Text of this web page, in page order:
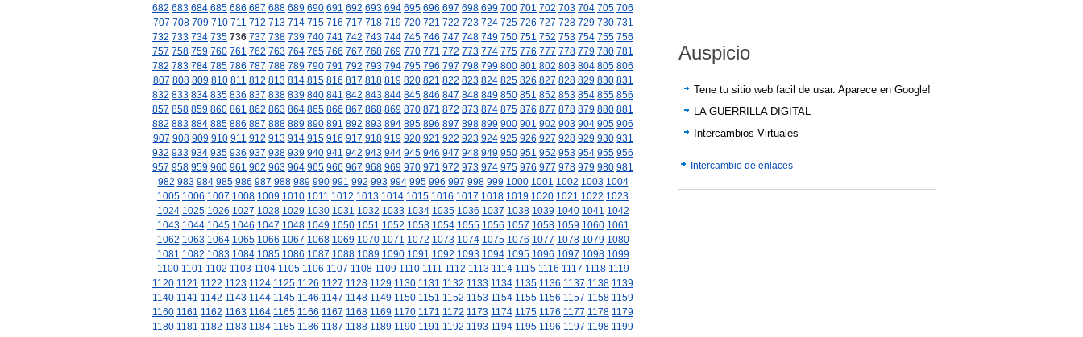
682 683 684 685 686 687 688 689 690 691 692 693 694 695 696 697 698 699 700 701 702 703 704 705 706
707 708 709 710 711 712 713 714 715 716 717 718 719 720 721 722 723 724 725 726 727 728 729 730 731
732 733 734 735 736 737 738 739 740 741 742 743 744 745 746 747 748 749 750 751 752 753 754 755 756
757 758 759 760 761 762 763 764 765 766 767 768 769 770 771 772 773 774 775 776 777 778 779 780 781
782 783 784 785 786 787 788 789 790 791 792 793 794 795 796 797 798 799 800 801 802 803 804 805 806
807 808 809 810 811 812 813 814 815 816 817 818 819 820 821 822 823 824 825 826 827 828 829 830 831
832 833 834 835 836 837 838 839 840 841 842 843 844 845 846 847 848 849 850 851 852 853 854 855 856
857 858 859 860 861 862 863 864 865 866 867 868 869 870 871 872 873 874 875 876 877 878 879 880 881
882 883 884 885 886 887 888 889 890 891 892 893 894 895 896 897 898 899 900 901 902 903 904 905 906
907 908 909 910 911 912 913 914 915 916 917 918 919 920 921 922 923 924 925 926 927 928 929 930 931
932 933 934 935 936 937 938 939 940 941 942 943 944 945 946 947 948 949 950 951 952 953 954 955 956
957 958 959 960 961 962 963 964 965 966 967 968 969 970 971 972 973 974 975 976 977 978 979 980 981
982 983 984 985 986 987 988 989 990 991 992 993 994 995 996 997 998 999 1000 1001 1002 1003 1004
1005 1006 1007 1008 1009 1010 1011 1012 1013 1014 1015 1016 1017 1018 1019 1020 1021 1022 1023
1024 1025 1026 1027 1028 1029 1030 1031 1032 1033 1034 1035 1036 1037 1038 1039 1040 1041 1042
1043 1044 1045 1046 1047 1048 1049 1050 1051 1052 1053 1054 1055 1056 1057 1058 1059 1060 1061
1062 1063 1064 1065 1066 1067 1068 1069 1070 1071 1072 1073 1074 1075 1076 1077 1078 1079 1080
1081 1082 1083 1084 1085 1086 1087 1088 1089 1090 1091 1092 1093 1094 1095 1096 1097 1098 1099
1100 1101 1102 1103 1104 1105 1106 1107 1108 1109 1110 1111 1112 1113 1114 1115 1116 1117 1118 1119
1120 1121 1122 1123 1124 1125 1126 1127 1128 1129 1130 1131 1132 1133 1134 1135 1136 1137 1138 1139
1140 1141 1142 1143 1144 1145 1146 1147 1148 1149 1150 1151 1152 1153 1154 1155 1156 1157 1158 1159
1160 1161 1162 1163 1164 1165 1166 1167 1168 1169 1170 1171 1172 1173 1174 1175 1176 1177 1178 1179
1180 1181 1182 1183 1184 1185 1186 1187 1188 1189 1190 1191 1192 1193 1194 1195 1196 1197 1198 1199
Auspicio
Tene tu sitio web facil de usar. Aparece en Google!
LA GUERRILLA DIGITAL
Intercambios Virtuales
Intercambio de enlaces